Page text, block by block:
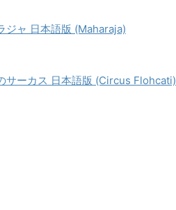
ジャ 日本語版 (Maharaja)
サーカス 日本語版 (Circus Flohcati)